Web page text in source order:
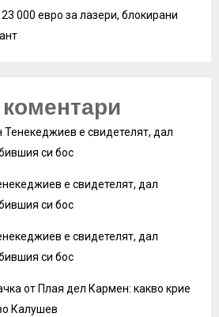
000 евро за лазери, блокирани
Тенекеджиев е свидетелят, дал
си бос
е свидетелят, дал
си бос
е свидетелят, дал
си бос
от Плая дел Кармен: какво крие
Калушев